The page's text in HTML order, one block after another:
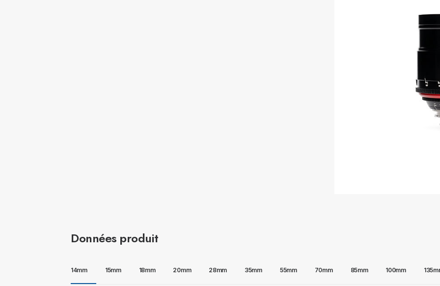
Données produit
14mm 15mm 18mm 20mm 28mm 35mm 55mm 70mm 85mm 100mm